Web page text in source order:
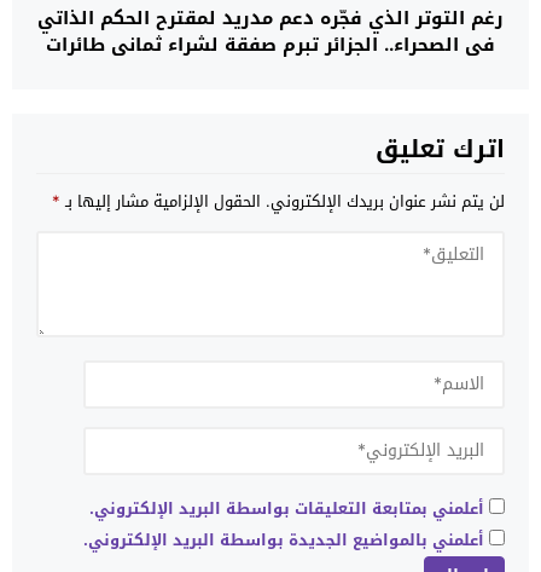
رغم التوتر الذي فجّره دعم مدريد لمقترح الحكم الذاتي
في الصحراء.. الجزائر تبرم صفقة لشراء ثماني طائرات
اترك تعليق
لن يتم نشر عنوان بريدك الإلكتروني. الحقول الإلزامية مشار إليها بـ*
أعلمني بمتابعة التعليقات بواسطة البريد الإلكتروني.
أعلمني بالمواضيع الجديدة بواسطة البريد الإلكتروني.